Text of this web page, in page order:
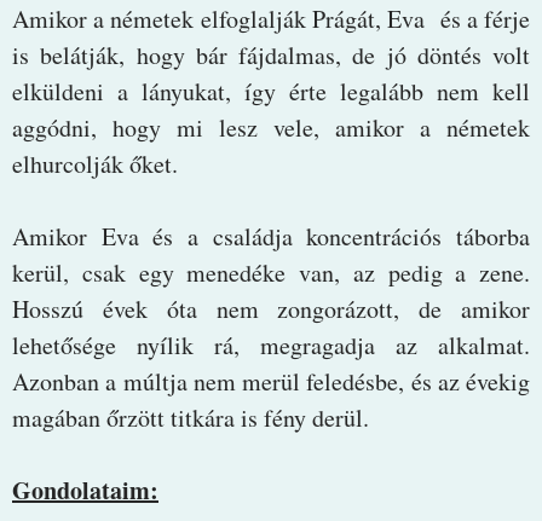
Amikor a németek elfoglalják Prágát, Eva és a férje
is belátják, hogy bár fájdalmas, de jó döntés volt
elküldeni a lányukat, így érte legalább nem kell
aggódni, hogy mi lesz vele, amikor a németek
elhurcolják őket.
Amikor Eva és a családja koncentrációs táborba
kerül, csak egy menedéke van, az pedig a zene.
Hosszú évek óta nem zongorázott, de amikor
lehetősége nyílik rá, megragadja az alkalmat.
Azonban a múltja nem merül feledésbe, és az évekig
magában őrzött titkára is fény derül.
Gondolataim: